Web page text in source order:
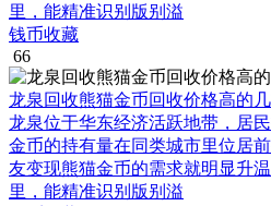
里，能精准识别版别溢
钱币收藏
66
龙泉回收熊猫金币回收价格高的
龙泉位于华东经济活跃地带，居
金币的持有量在同类城市里位居
友变现熊猫金币的需求就明显升
里，能精准识别版别溢